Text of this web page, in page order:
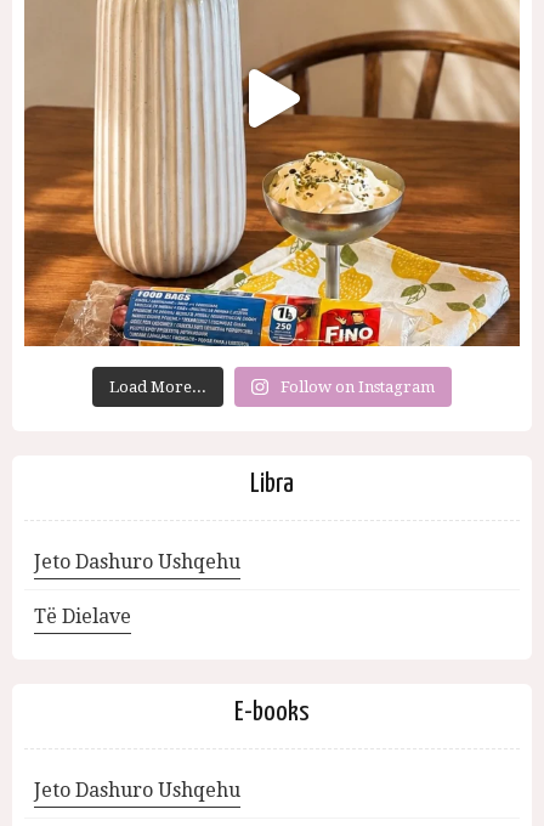
Load More... Follow on Instagram
Libra
Jeto Dashuro Ushqehu
Të Dielave
E-books
Jeto Dashuro Ushqehu